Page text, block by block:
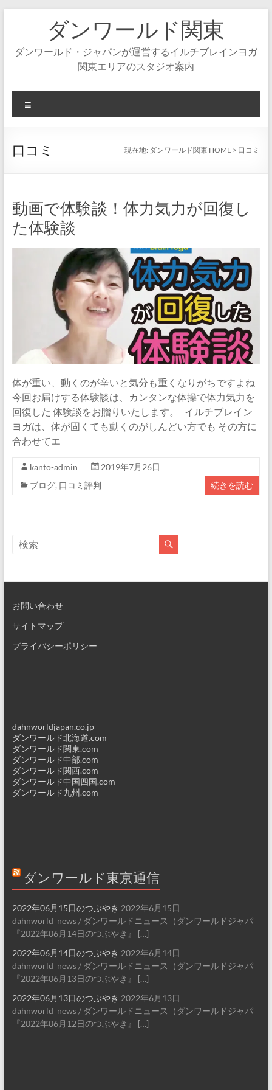
ダンワールド関東
ダンワールド・ジャパンが運営するイルチブレインヨガ
関東エリアのスタジオ案内
ニ
ー
口コミ 現在地: ダンワールド関東 HOME > 口コミ
動画で体験談！体力気力が回復し
た体験談
体が重い、動くのが辛いと気分も重くなりがちですよね
今回お届けする体験談は、カンタンな体操で体力気力を
回復した 体験談をお贈りいたします。 イルチブレイン
ヨガは、体が固くても動くのがしんどい方でも その方に
合わせてエ
kanto-admin
2019年7月26日
ブログ, 口コミ評判 続きを読む
お問い合わせ
サイトマップ
プライバシーポリシー
dahnworldjapan.co.jp
ダンワールド北海道.com
ダンワールド関東.com
ダンワールド中部.com
ダンワールド関西.com
ダンワールド中国四国.com
ダンワールド九州.com
ダンワールド東京通信
2022年06月15日のつぶやき 2022年6月15日
dahnworld_news / ダンワールドニュース（ダンワールドジャパ
『2022年06月14日のつぶやき』 […]
2022年06月14日のつぶやき 2022年6月14日
dahnworld_news / ダンワールドニュース（ダンワールドジャパ
『2022年06月13日のつぶやき』 […]
2022年06月13日のつぶやき 2022年6月13日
dahnworld_news / ダンワールドニュース（ダンワールドジャパ
『2022年06月12日のつぶやき』 […]